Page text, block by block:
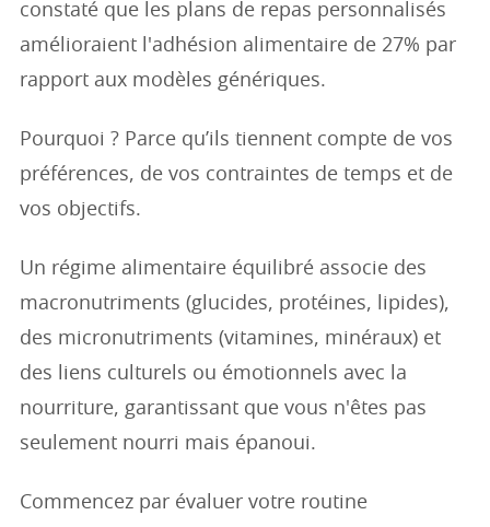
constaté que les plans de repas personnalisés
amélioraient l'adhésion alimentaire de 27% par
rapport aux modèles génériques.
Pourquoi ? Parce qu’ils tiennent compte de vos
préférences, de vos contraintes de temps et de
vos objectifs.
Un régime alimentaire équilibré associe des
macronutriments (glucides, protéines, lipides),
des micronutriments (vitamines, minéraux) et
des liens culturels ou émotionnels avec la
nourriture, garantissant que vous n'êtes pas
seulement nourri mais épanoui.
Commencez par évaluer votre routine